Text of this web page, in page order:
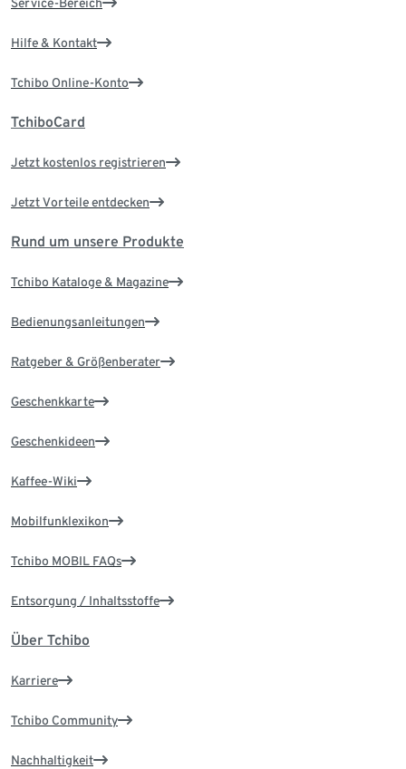
Service-Bereich
Hilfe & Kontakt
Tchibo Online-Konto
TchiboCard
Jetzt kostenlos registrieren
Jetzt Vorteile entdecken
Rund um unsere Produkte
Tchibo Kataloge & Magazine
Bedienungsanleitungen
Ratgeber & Größenberater
Geschenkkarte
Geschenkideen
Kaffee-Wiki
Mobilfunklexikon
Tchibo MOBIL FAQs
Entsorgung / Inhaltsstoffe
Über Tchibo
Karriere
Tchibo Community
Nachhaltigkeit